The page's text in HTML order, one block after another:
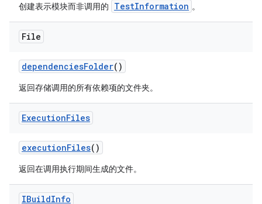
创建表示模块而非调用的 TestInformation 。
File
dependenciesFolder()
返回存储调用的所有依赖项的文件夹。
ExecutionFiles
executionFiles()
返回在调用执行期间生成的文件。
IBuildInfo